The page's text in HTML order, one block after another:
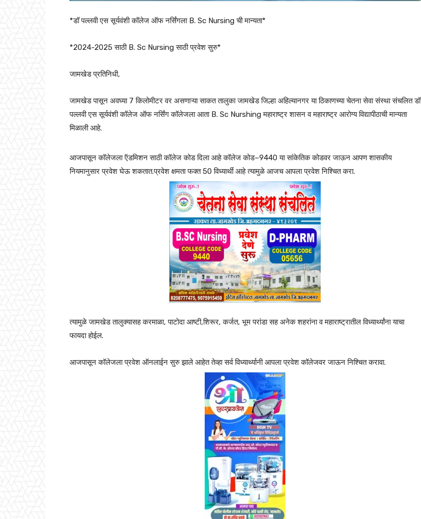
*डॉ पल्लवी एस सूर्यवंशी कॉलेज ऑफ नर्सिंगला B. Sc Nursing ची मान्यता*
*2024-2025 साठी B. Sc Nursing साठी प्रवेश सुरु*
जामखेड प्रतिनिधी,
जामखेड पासून अवघ्या 7 किलोमीटर वर असणाऱ्या साकत तालुका जामखेड जिल्हा अहिल्यानगर या ठिकाणच्या चेतना सेवा संस्था संचलित डॉ
पल्लवी एस सूर्यवंशी कॉलेज ऑफ नर्सिंग कॉलेजला आता B. Sc Nurshing महाराष्ट्र शासन व महाराष्ट्र आरोग्य विद्यापीठाची मान्यता
मिळाली आहे.
आजपासून कॉलेजला ऍडमिशन साठी कॉलेज कोड दिला आहे कॉलेज कोड–9440 या सांकेतिक कोडवर जाऊन आपण शासकीय
नियमानुसार प्रवेश घेऊ शकतात.प्रवेश क्षमता फक्त 50 विध्यार्थी आहे त्यामुळे आजच आपला प्रवेश निश्चित करा.
त्यामुळे जामखेड तालुक्यासह करमाळा, पाटोदा आष्टी,शिरूर, कर्जत, भूम परांडा सह अनेक शहरांना व महाराष्ट्रातील विध्यार्थ्यांना याचा
फायदा होईल.
आजपासून कॉलेजला प्रवेश ऑनलाईन सुरु झाले आहेत तेव्हा सर्व विध्यार्थ्यानी आपला प्रवेश कॉलेजवर जाऊन निश्चित करावा.